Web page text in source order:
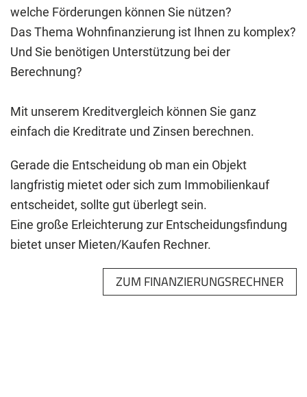
welche Förderungen können Sie nützen?
Das Thema Wohnfinanzierung ist Ihnen zu komplex?
Und Sie benötigen Unterstützung bei der
Berechnung?
Mit unserem Kreditvergleich können Sie ganz
einfach die Kreditrate und Zinsen berechnen.
Gerade die Entscheidung ob man ein Objekt
langfristig mietet oder sich zum Immobilienkauf
entscheidet, sollte gut überlegt sein.
Eine große Erleichterung zur Entscheidungsfindung
bietet unser Mieten/Kaufen Rechner.
ZUM FINANZIERUNGSRECHNER